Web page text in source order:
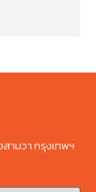
ามวา กรุงเทพฯ